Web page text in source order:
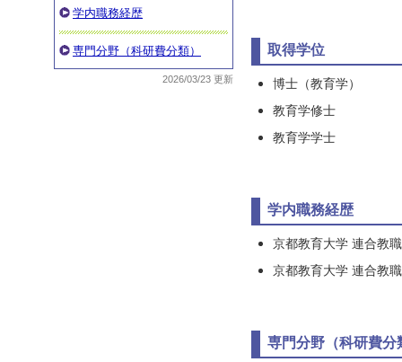
学内職務経歴
専門分野（科研費分類）
2026/03/23 更新
取得学位
博士（教育学）
教育学修士
教育学学士
学内職務経歴
京都教育大学 連合教
京都教育大学 連合教
専門分野（科研費分